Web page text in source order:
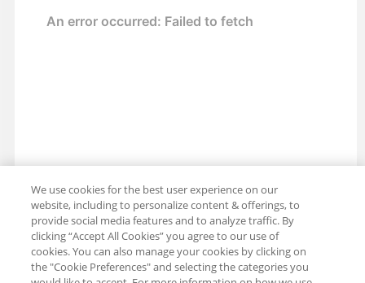
We use cookies for the best user experience on our
website, including to personalize content & offerings, to
provide social media features and to analyze traffic. By
clicking “Accept All Cookies” you agree to our use of
cookies. You can also manage your cookies by clicking on
the "Cookie Preferences" and selecting the categories you